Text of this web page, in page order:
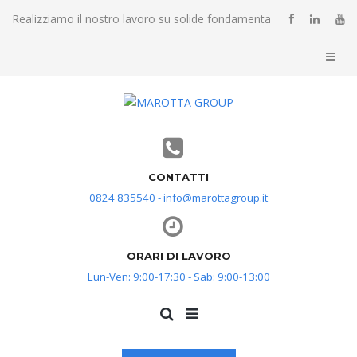
Realizziamo il nostro lavoro su solide fondamenta
CONTATTI
0824 835540 - info@marottagroup.it
ORARI DI LAVORO
Lun-Ven: 9:00-17:30 - Sab: 9:00-13:00